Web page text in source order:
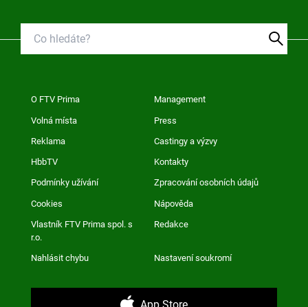
O FTV Prima Management
Volná místa Press
Reklama Castingy a výzvy
HbbTV Kontakty
Podmínky užívání Zpracování osobních údajů
Cookies Nápověda
Vlastník FTV Prima spol. s
r.o.
Redakce
Nahlásit chybu Nastavení soukromí